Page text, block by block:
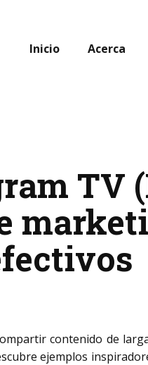
Inicio Acerca
TV
contenido de
ejemplos